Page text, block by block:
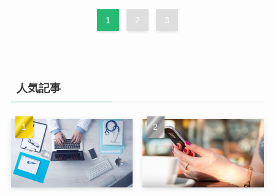
1 2 3
人気記事